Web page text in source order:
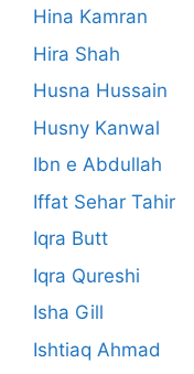
Hina Kamran
Hira Shah
Husna Hussain
Husny Kanwal
Ibn e Abdullah
Iffat Sehar Tahir
Iqra Butt
Iqra Qureshi
Isha Gill
Ishtiaq Ahmad